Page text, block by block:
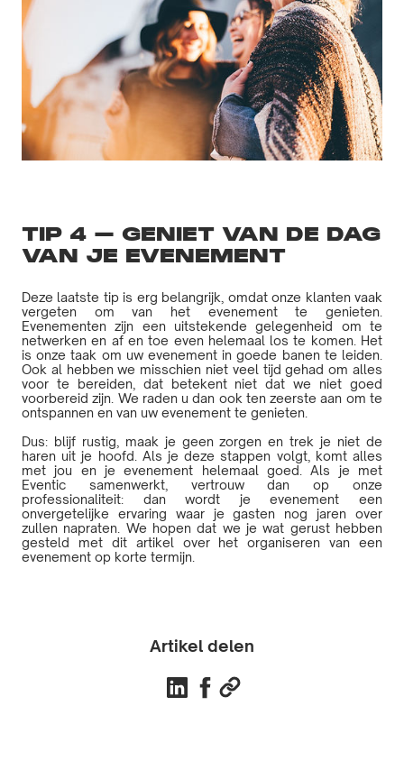
TIP 4 – GENIET VAN DE DAG
VAN JE EVENEMENT
Deze laatste tip is erg belangrijk, omdat onze klanten vaak
vergeten om van het evenement te genieten.
Evenementen zijn een uitstekende gelegenheid om te
netwerken en af en toe even helemaal los te komen. Het
is onze taak om uw evenement in goede banen te leiden.
Ook al hebben we misschien niet veel tijd gehad om alles
voor te bereiden, dat betekent niet dat we niet goed
voorbereid zijn. We raden u dan ook ten zeerste aan om te
ontspannen en van uw evenement te genieten.
Dus: blijf rustig, maak je geen zorgen en trek je niet de
haren uit je hoofd. Als je deze stappen volgt, komt alles
met jou en je evenement helemaal goed. Als je met
Eventic samenwerkt, vertrouw dan op onze
professionaliteit: dan wordt je evenement een
onvergetelijke ervaring waar je gasten nog jaren over
zullen napraten. We hopen dat we je wat gerust hebben
gesteld met dit artikel over het organiseren van een
evenement op korte termijn.
Artikel delen